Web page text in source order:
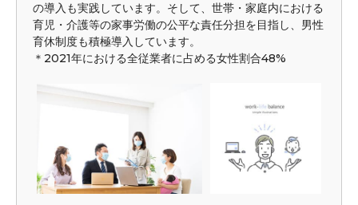
の導入も実践しています。そして、世帯・家庭内における
育児・介護等の家事労働の公平な責任分担を目指し、男性
育休制度も積極導入しています。
＊2021年における全従業者に占める女性割合48%